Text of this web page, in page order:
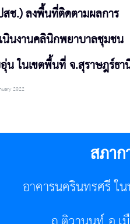
ช.) ลงพื้นที่ติดตามผลการ
นินงานคลินิกพยาบาลชุมชน
น ในเขตพื้นที่ จ.สุราษฎร์ธา
2022
สภา
อาคารนครินทรศรี ใ